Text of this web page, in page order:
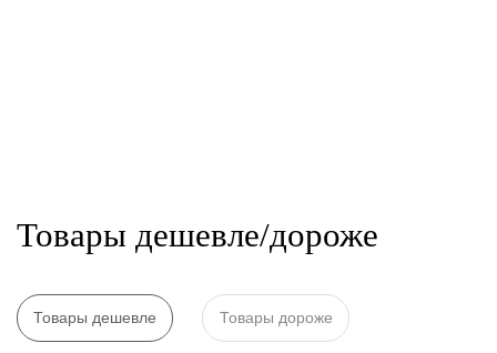
Товары дешевле/дороже
Товары дешевле Товары дороже